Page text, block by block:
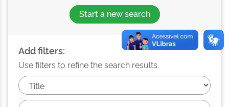
Start a new search
Add filters:
Use filters to refine the search results.